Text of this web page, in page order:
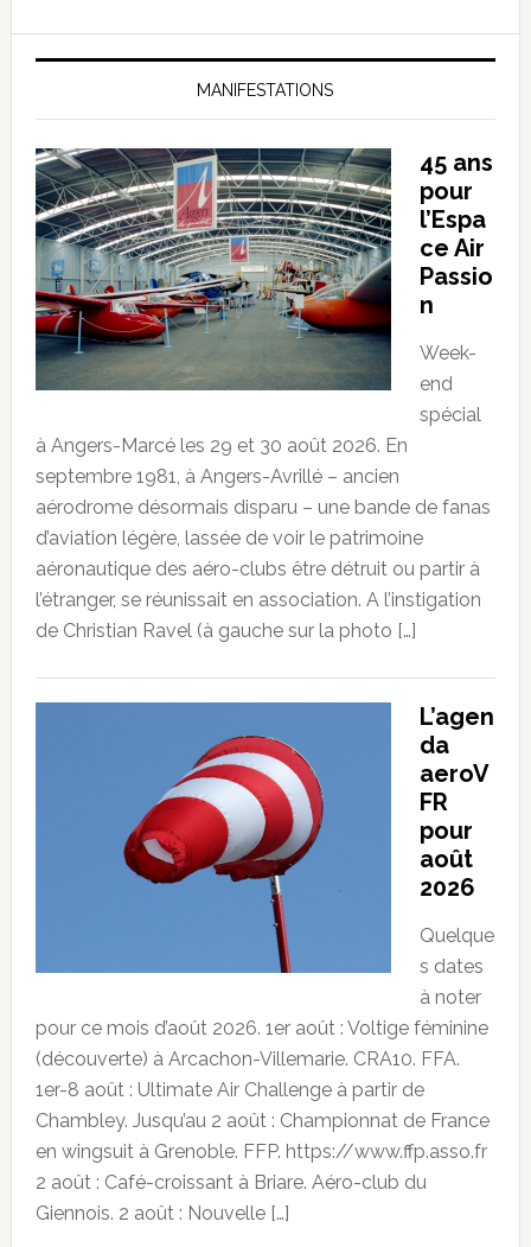
MANIFESTATIONS
45 ans
pour
l’Espa
ce Air
Passio
n
Week-
end
spécial
à Angers-Marcé les 29 et 30 août 2026. En
septembre 1981, à Angers-Avrillé – ancien
aérodrome désormais disparu – une bande de fanas
d’aviation légère, lassée de voir le patrimoine
aéronautique des aéro-clubs être détruit ou partir à
l’étranger, se réunissait en association. A l’instigation
de Christian Ravel (à gauche sur la photo […]
L’agen
da
aeroV
FR
pour
août
2026
Quelque
s dates
à noter
pour ce mois d’août 2026. 1er août : Voltige féminine
(découverte) à Arcachon-Villemarie. CRA10. FFA.
1er-8 août : Ultimate Air Challenge à partir de
Chambley. Jusqu’au 2 août : Championnat de France
en wingsuit à Grenoble. FFP. https://www.ffp.asso.fr
2 août : Café-croissant à Briare. Aéro-club du
Giennois. 2 août : Nouvelle […]